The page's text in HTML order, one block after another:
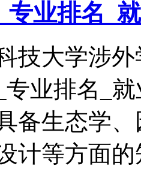
专业排名_
技大学涉
_专业排
备生态学
计等方面